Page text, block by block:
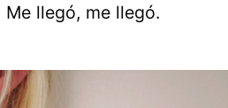
Me llegó, me llegó.